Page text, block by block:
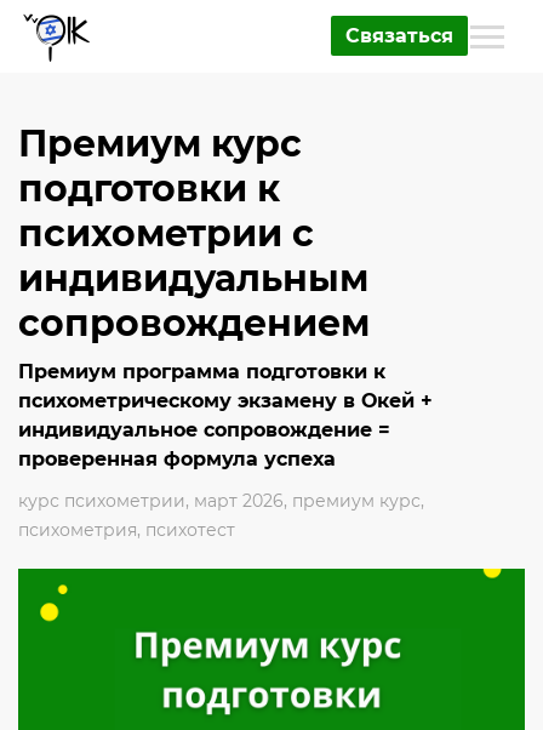
Связаться
Премиум курс
подготовки к
психометрии с
индивидуальным
сопровождением
Премиум программа подготовки к
психометрическому экзамену в Окей +
индивидуальное сопровождение =
проверенная формула успеха
курс психометрии, март 2026, премиум курс,
психометрия, психотест